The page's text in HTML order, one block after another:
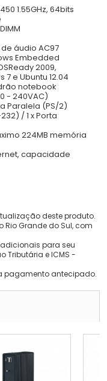
1.55GHz, 64bits
áudio AC97
Embedded
2009,
7 e Ubuntu 12.04
notebook
- 240VAC)
Paralela (PS/2)
/ 1 x Porta
224MB memória
capacidade
deste produto.
Grande do Sul, com
para seu
Tributária e ICMS -
pagamento antecipado.